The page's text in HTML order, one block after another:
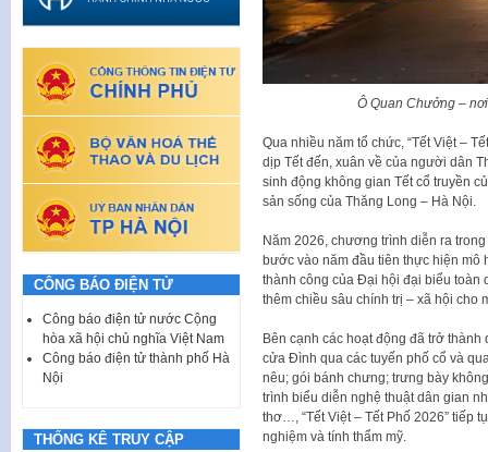
Ô Quan Chưởng –
Qua nhiều năm tổ chức, “Tết Việt –
dịp Tết đến, xuân về của người dân
sinh động không gian Tết cổ truyền
sản sống của Thăng Long – Hà Nội.
Năm 2026, chương trình diễn ra
bước vào năm đầu tiên thực hiện mô
thành công của Đại hội đại biểu toàn
thêm chiều sâu chính trị – xã hội cho
Bên cạnh các hoạt động đã trở
cửa Đình qua các tuyến phố cổ và
nêu; gói bánh chưng; trưng bày
trình biểu diễn nghệ thuật dân gian
thơ…, “Tết Việt – Tết Phố 2026” tiếp
nghiệm và tính thẩm mỹ.
CÔNG BÁO ĐIỆN TỬ
Công báo điện tử nước Cộng
hòa xã hội chủ nghĩa Việt Nam
Công báo điện tử thành phố Hà
Nội
THỐNG KÊ TRUY CẬP